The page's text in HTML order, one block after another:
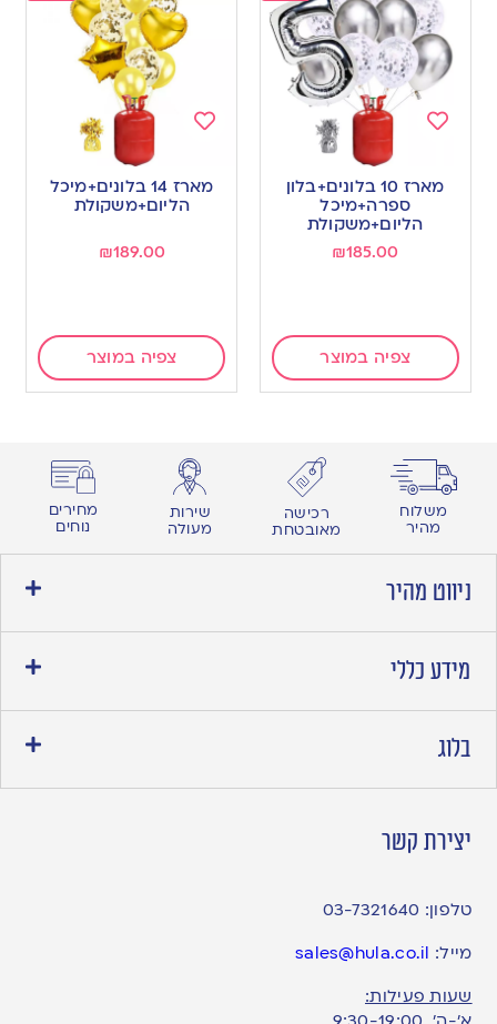
wishlist
מארז 10 בלונים+בלון
ספרה+מיכל
הליום+משקולת
₪185.00
צפיה במוצר
to
wishlist
מארז 14 בלונים+מיכל
הליום+משקולת
₪189.00
צפיה במוצר
משלוח
מהיר
רכישה
מאובטחת
שירות
מעולה
מחירים
נוחים
ניווט מהיר
מידע כללי
בלוג
יצירת קשר
טלפון: 03-7321640
מייל: sales@hula.co.il
שעות פעילות: